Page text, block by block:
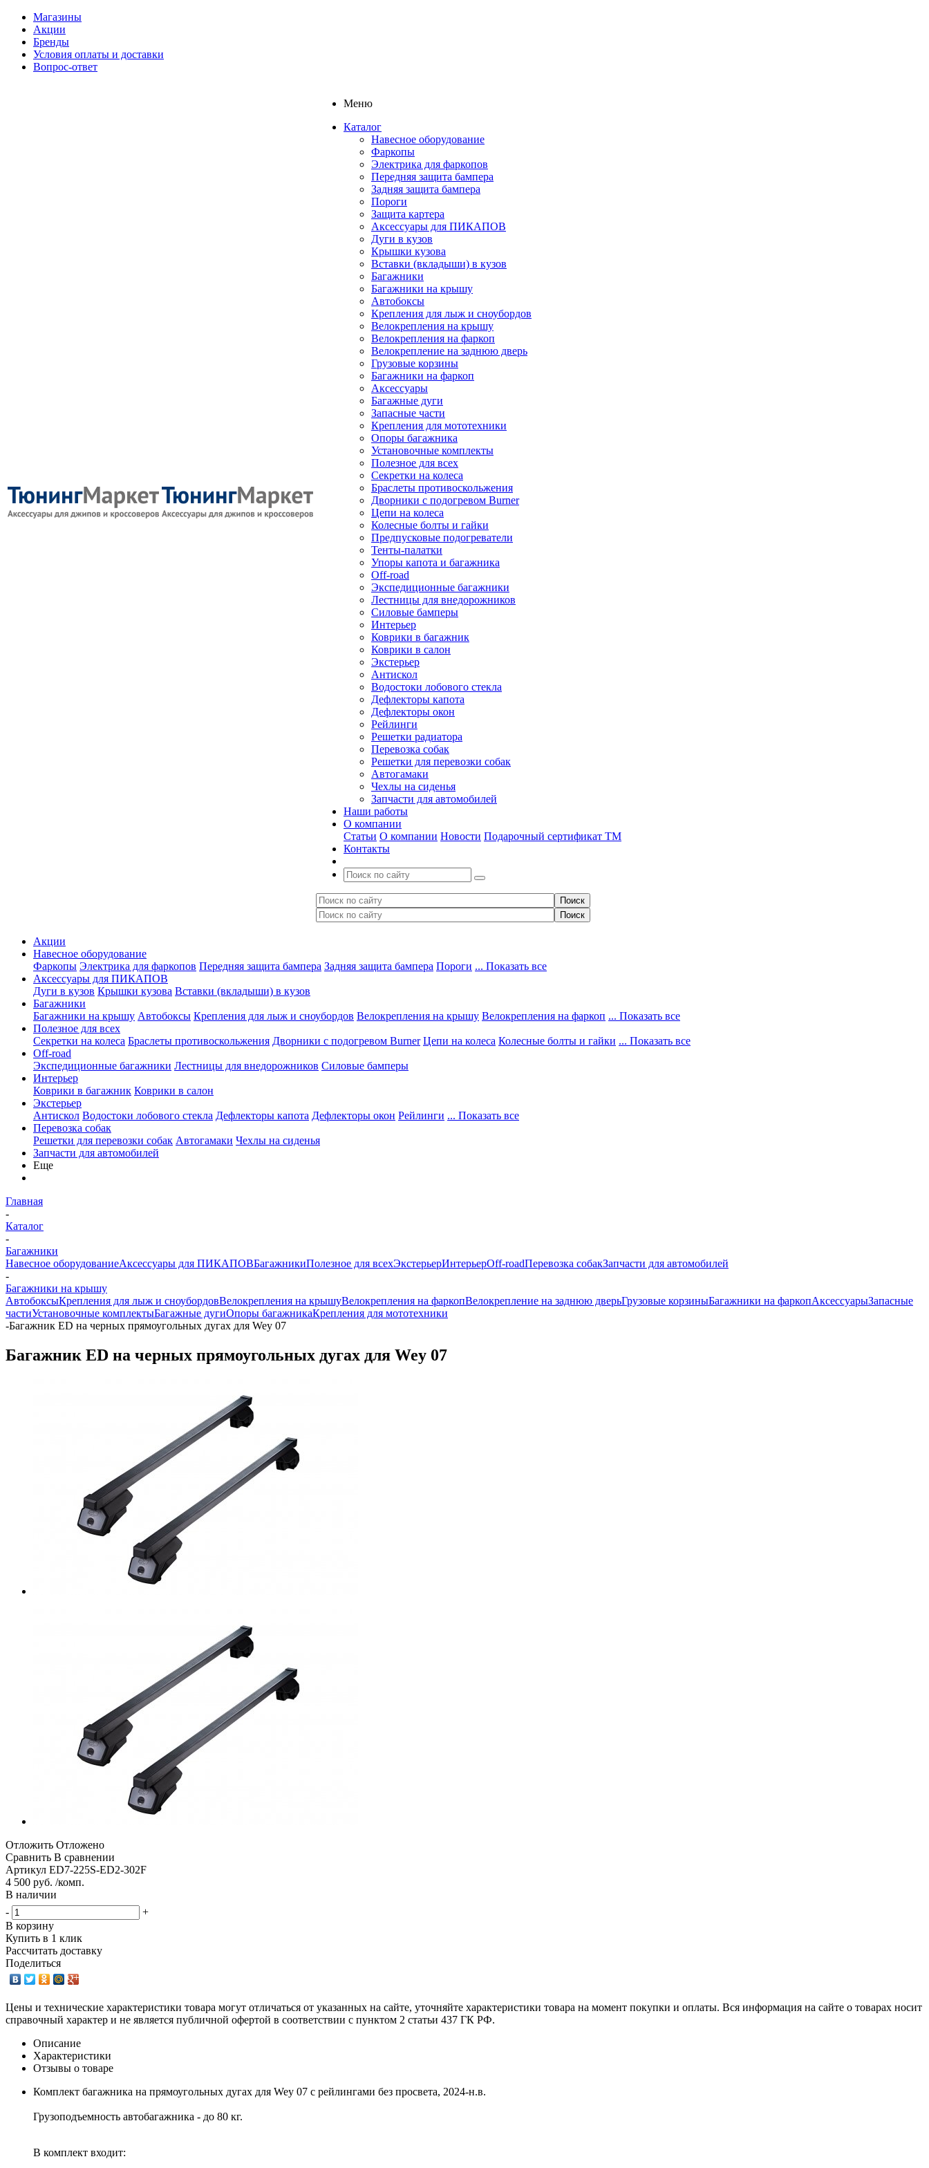
Магазины
Акции
Бренды
Условия оплаты и доставки
Вопрос-ответ
Меню
Каталог
Навесное оборудование
Фаркопы
Электрика для фаркопов
Передняя защита бампера
Задняя защита бампера
Пороги
Защита картера
Аксессуары для ПИКАПОВ
Дуги в кузов
Крышки кузова
Вставки (вкладыши) в кузов
Багажники
Багажники на крышу
Автобоксы
Крепления для лыж и сноубордов
Велокрепления на крышу
Велокрепления на фаркоп
Велокрепление на заднюю дверь
Грузовые корзины
Багажники на фаркоп
Аксессуары
Багажные дуги
Запасные части
Крепления для мототехники
Опоры багажника
Установочные комплекты
Полезное для всех
Секретки на колеса
Браслеты противоскольжения
Дворники с подогревом Burner
Цепи на колеса
Колесные болты и гайки
Предпусковые подогреватели
Тенты-палатки
Упоры капота и багажника
Off-road
Экспедиционные багажники
Лестницы для внедорожников
Силовые бамперы
Интерьер
Коврики в багажник
Коврики в салон
Экстерьер
Антискол
Водостоки лобового стекла
Дефлекторы капота
Дефлекторы окон
Рейлинги
Решетки радиатора
Перевозка собак
Решетки для перевозки собак
Автогамаки
Чехлы на сиденья
Запчасти для автомобилей
Наши работы
О компании
Статьи О компании Новости Подарочный сертификат ТМ
Контакты
Акции
Навесное оборудование
Фаркопы Электрика для фаркопов Передняя защита бампера Задняя защита бампера Пороги ... Показать все
Аксессуары для ПИКАПОВ
Дуги в кузов Крышки кузова Вставки (вкладыши) в кузов
Багажники
Багажники на крышу Автобоксы Крепления для лыж и сноубордов Велокрепления на крышу Велокрепления на фаркоп ... Показать все
Полезное для всех
Секретки на колеса Браслеты противоскольжения Дворники с подогревом Burner Цепи на колеса Колесные болты и гайки ... Показать все
Off-road
Экспедиционные багажники Лестницы для внедорожников Силовые бамперы
Интерьер
Коврики в багажник Коврики в салон
Экстерьер
Антискол Водостоки лобового стекла Дефлекторы капота Дефлекторы окон Рейлинги ... Показать все
Перевозка собак
Решетки для перевозки собак Автогамаки Чехлы на сиденья
Запчасти для автомобилей
Еще
Главная
-
Каталог
-
Багажники
Навесное оборудованиеАксессуары для ПИКАПОВБагажникиПолезное для всехЭкстерьерИнтерьерOff-roadПеревозка собакЗапчасти для автомобилей
-
Багажники на крышу
АвтобоксыКрепления для лыж и сноубордовВелокрепления на крышуВелокрепления на фаркопВелокрепление на заднюю дверьГрузовые корзиныБагажники на фаркопАксессуарыЗапасные
частиУстановочные комплектыБагажные дугиОпоры багажникаКрепления для мототехники
-Багажник ED на черных прямоугольных дугах для Wey 07
Багажник ED на черных прямоугольных дугах для Wey 07
Отложить Отложено
Сравнить В сравнении
Артикул ED7-225S-ED2-302F
4 500 руб. /комп.
В наличии
-
+
В корзину
Купить в 1 клик
Рассчитать доставку
Поделиться
Цены и технические характеристики товара могут отличаться от указанных на сайте, уточняйте характеристики товара на момент покупки и оплаты. Вся информация на сайте о товарах носит
справочный характер и не является публичной офертой в соответствии с пунктом 2 статьи 437 ГК РФ.
Описание
Характеристики
Отзывы о товаре
Комплект багажника на прямоугольных дугах для Wey 07 с рейлингами без просвета, 2024-н.в.
Грузоподъемность автобагажника - до 80 кг.
В комплект входит: